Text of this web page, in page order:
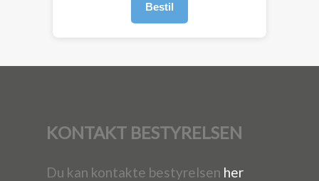
Bestil
KONTAKT BESTYRELSEN
Du kan kontakte bestyrelsen her